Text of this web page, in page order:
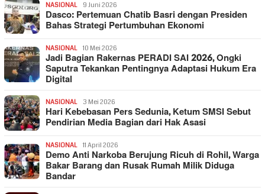
NASIONAL 9 Juni 2026
Dasco: Pertemuan Chatib Basri dengan Presiden
Bahas Strategi Pertumbuhan Ekonomi
NASIONAL 10 Mei 2026
Jadi Bagian Rakernas PERADI SAI 2026, Ongki
Saputra Tekankan Pentingnya Adaptasi Hukum Era
Digital
NASIONAL 3 Mei 2026
Hari Kebebasan Pers Sedunia, Ketum SMSI Sebut
Pendirian Media Bagian dari Hak Asasi
NASIONAL 11 April 2026
Demo Anti Narkoba Berujung Ricuh di Rohil, Warga
Bakar Barang dan Rusak Rumah Milik Diduga
Bandar